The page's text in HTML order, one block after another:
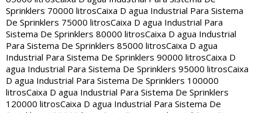
Sprinklers 70000 litrosCaixa D agua Industrial Para Sistema
De Sprinklers 75000 litrosCaixa D agua Industrial Para
Sistema De Sprinklers 80000 litrosCaixa D agua Industrial
Para Sistema De Sprinklers 85000 litrosCaixa D agua
Industrial Para Sistema De Sprinklers 90000 litrosCaixa D
agua Industrial Para Sistema De Sprinklers 95000 litrosCaixa
D agua Industrial Para Sistema De Sprinklers 100000
litrosCaixa D agua Industrial Para Sistema De Sprinklers
120000 litrosCaixa D agua Industrial Para Sistema De